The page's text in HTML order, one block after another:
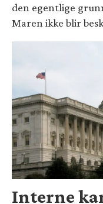
den egentlige
Maren ikke blir
Interne